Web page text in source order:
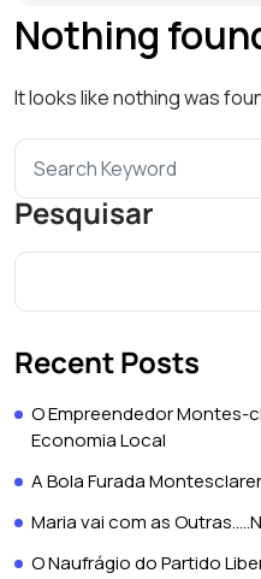
Nothing
It looks like nothing was
Pesquisar
Recent Posts
O Empreendedor Montes-
Economia Local
A Bola Furada
Maria vai com as
O Naufrágio do Partido